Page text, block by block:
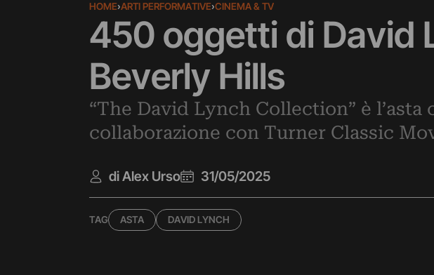
HOME›ARTI PERFORMATIVE›CINEMA & TV
450 oggetti di David
Beverly Hills
“The David Lynch Collection” è
collaborazione con Turner Classic
di Alex Urso 31/05/2025
TAG ASTA DAVID LYNCH